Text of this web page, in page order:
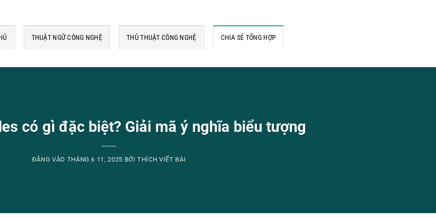
THUẬT NGỮ CÔNG NGHỆ THỦ THUẬT CÔNG NGHỆ CHIA SẺ TỔNG HỢP
có gì đặc biệt? Giải mã ý nghĩa biểu tượng
ĐĂNG VÀO THÁNG 6 11, 2025 BỞITHÍCH VIẾT BÀI